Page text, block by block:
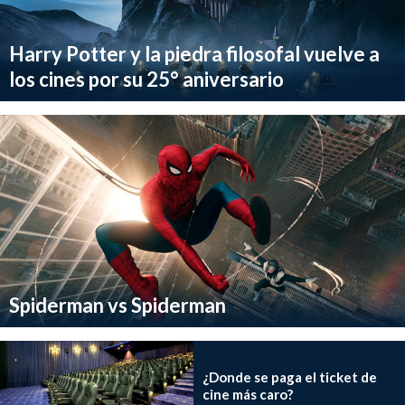
Harry Potter y la piedra filosofal vuelve a
los cines por su 25° aniversario
Spiderman vs Spiderman
¿Donde se paga el ticket de
cine más caro?